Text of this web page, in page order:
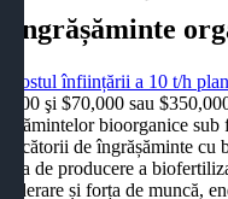
îngrășăminte
costul înființării a 10 t/h
şi $70,000 sau
bioorganice sub
de îngrășăminte cu
de producere a
și forța de muncă,